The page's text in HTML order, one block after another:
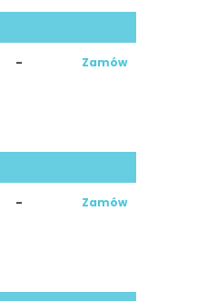
- Zamów
- Zamów